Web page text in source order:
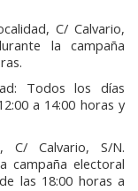
C/ Calvario,
la campaña
Todos los días
a 14:00 horas y
C/ Calvario, S/N.
campaña electoral
las 18:00 horas a